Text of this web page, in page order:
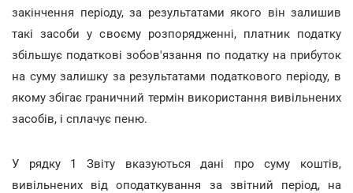
закінчення періоду, за результатами якого він залишив
такі засоби у своєму розпорядженні, платник податку
збільшує податкові зобов'язання по податку на прибуток
на суму залишку за результатами податкового періоду, в
якому збігає граничний термін використання вивільнених
засобів, і сплачує пеню.
У рядку 1 Звіту вказуються дані про суму коштів,
вивільнених від оподаткування за звітний період, на